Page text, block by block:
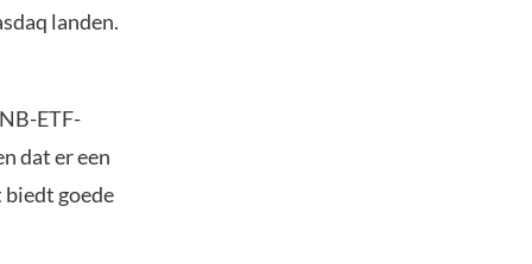
landen.
ETF-
dat er een
biedt goede